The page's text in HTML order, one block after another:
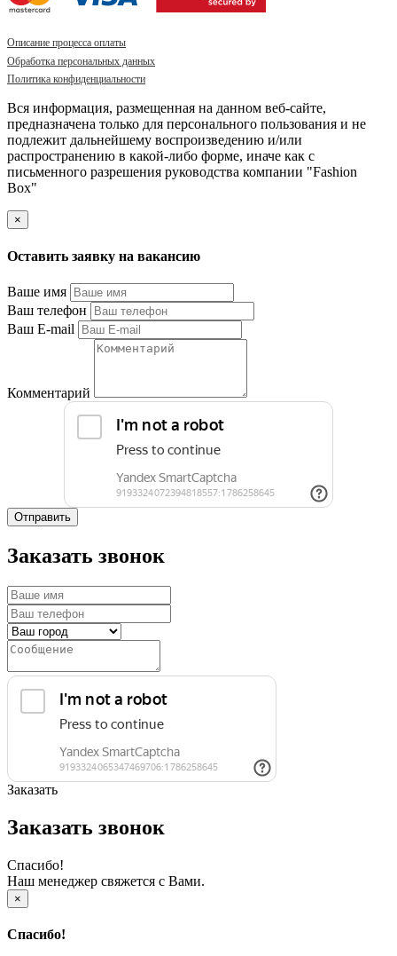
Описание процесса оплаты
Обработка персональных данных
Политика конфиденциальности
Вся информация, размещенная на данном веб-сайте,
предназначена только для персонального пользования и не
подлежит дальнейшему воспроизведению и/или
распространению в какой-либо форме, иначе как с
письменного разрешения руководства компании "Fashion
Box"
×
Оставить заявку на вакансию
Ваше имя
Ваш телефон
Ваш E-mail
Комментарий
Отправить
Заказать звонок
Заказать
Заказать звонок
Спасибо!
Наш менеджер свяжется с Вами.
×
Спасибо!